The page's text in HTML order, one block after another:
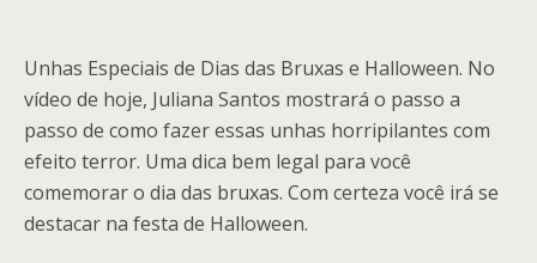
Unhas Especiais de Dias das Bruxas e Halloween. No
vídeo de hoje, Juliana Santos mostrará o passo a
passo de como fazer essas unhas horripilantes com
efeito terror. Uma dica bem legal para você
comemorar o dia das bruxas. Com certeza você irá se
destacar na festa de Halloween.